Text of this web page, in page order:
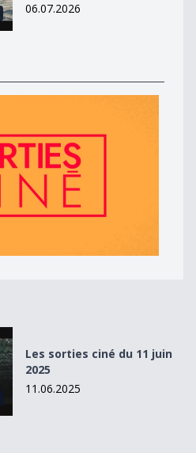
06.07.2026
Les sorties ciné du 11 juin
2025
11.06.2025